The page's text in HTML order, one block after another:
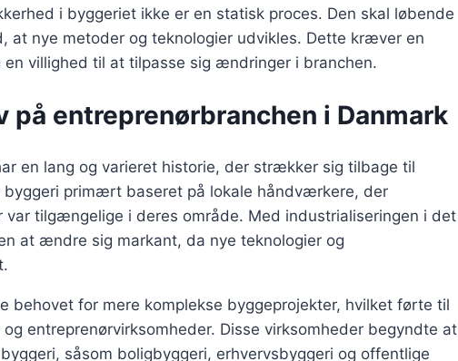
i byggeriet ikke er en statisk proces. Den skal løbende
at nye metoder og teknologier udvikles. Dette kræver en
villighed til at tilpasse sig ændringer i branchen.
entreprenørbranchen i Danmark
en lang og varieret historie, der strækker sig tilbage til
byggeri primært baseret på lokale håndværkere, der
tilgængelige i deres område. Med industrialiseringen i det
at ændre sig markant, da nye teknologier og
behovet for mere komplekse byggeprojekter, hvilket førte til
entreprenørvirksomheder. Disse virksomheder begyndte at
såsom boligbyggeri, erhvervsbyggeri og offentlige